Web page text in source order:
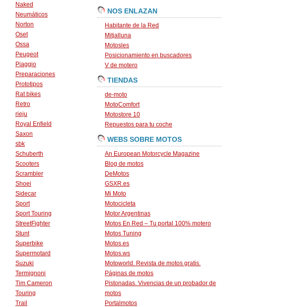
Naked
Neumáticos
Norton
Oset
Ossa
Peugeot
Piaggio
Preparaciones
Prototipos
Rat bikes
Retro
rieju
Royal Enfield
Saxon
sbk
Schuberth
Scooters
Scrambler
Shoei
Sidecar
Sport
Sport Touring
StreetFighter
Stunt
Superbike
Supermotard
Suzuki
Termignoni
Tim Cameron
Touring
Trail
NOS ENLAZAN
Habitante de la Red
Mitjalluna
Motosles
Posicionamiento en buscadores
V de motero
TIENDAS
de-moto
MotoComfort
Motostore 10
Repuestos para tu coche
WEBS SOBRE MOTOS
An European Motorcycle Magazine
Blog de motos
DeMotos
GSXR.es
Mi Moto
Motocicleta
Motor Argentinas
Motos En Red – Tu portal 100% motero
Motos Tuning
Motos.es
Motos.ws
Motoworld. Revista de motos gratis.
Páginas de motos
Pistonadas. Vivencias de un probador de
motos
Portalmotos